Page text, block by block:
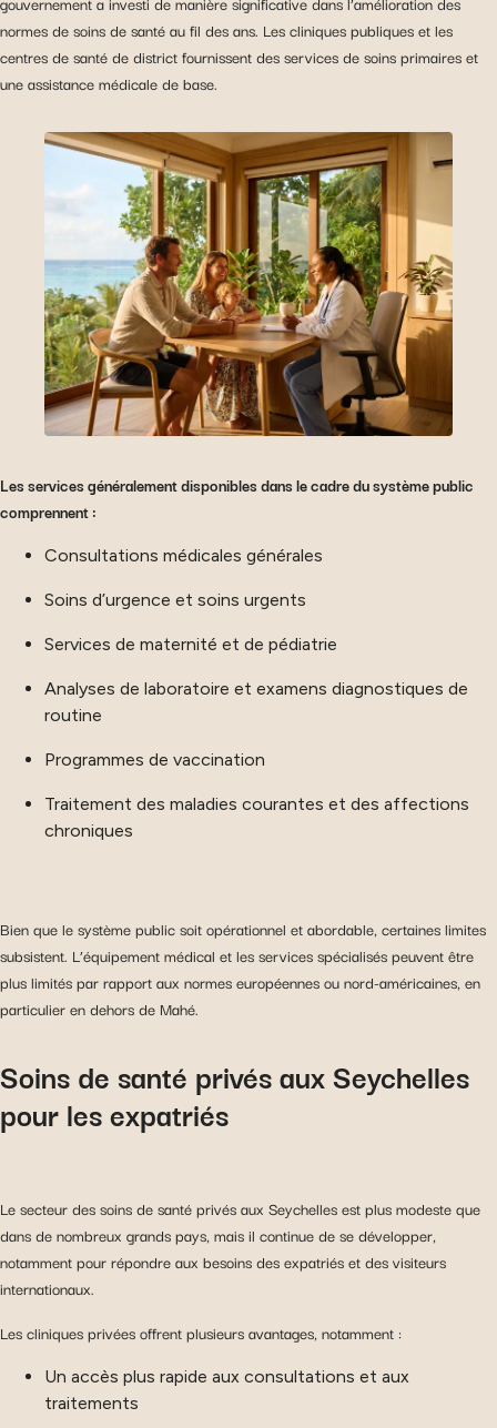
normes de soins de santé au fil des ans. Les cliniques publiques et les
centres de santé de district fournissent des services de soins primaires et
une assistance médicale de base.
Les services généralement disponibles dans le cadre du système public
comprennent :
Consultations médicales générales
Soins d’urgence et soins urgents
Services de maternité et de pédiatrie
Analyses de laboratoire et examens diagnostiques de
routine
Programmes de vaccination
Traitement des maladies courantes et des affections
chroniques
Bien que le système public soit opérationnel et abordable, certaines limites
subsistent. L’équipement médical et les services spécialisés peuvent être
plus limités par rapport aux normes européennes ou nord-américaines, en
particulier en dehors de Mahé.
Soins de santé privés aux Seychelles
pour les expatriés
Le secteur des soins de santé privés aux Seychelles est plus modeste que
dans de nombreux grands pays, mais il continue de se développer,
notamment pour répondre aux besoins des expatriés et des visiteurs
internationaux.
Les cliniques privées offrent plusieurs avantages, notamment :
Un accès plus rapide aux consultations et aux
traitements